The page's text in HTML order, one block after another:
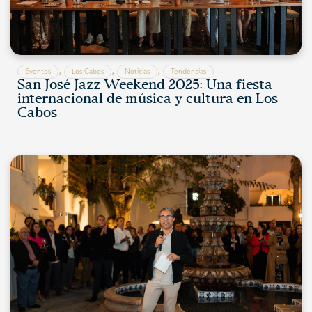
Eventos , Los Cabos , Noticias , Tendencias
San José Jazz Weekend 2025: Una fiesta
internacional de música y cultura en Los
Cabos